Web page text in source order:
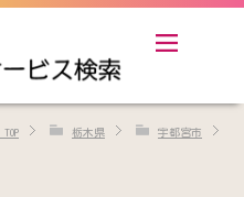
TOP 栃木県 宇都宮市